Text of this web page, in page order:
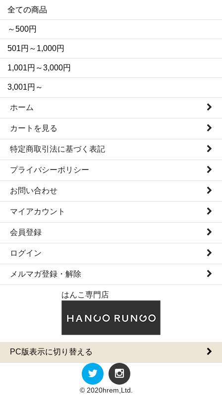
全ての商品
～500円
501円～1,000円
1,001円～3,000円
3,001円～
ホーム
カートを見る
特定商取引法に基づく表記
プライバシーポリシー
お問い合わせ
マイアカウント
会員登録
ログイン
メルマガ登録・解除
はんこ専門店
PC版表示に切り替える
© 2020hrem,Ltd.